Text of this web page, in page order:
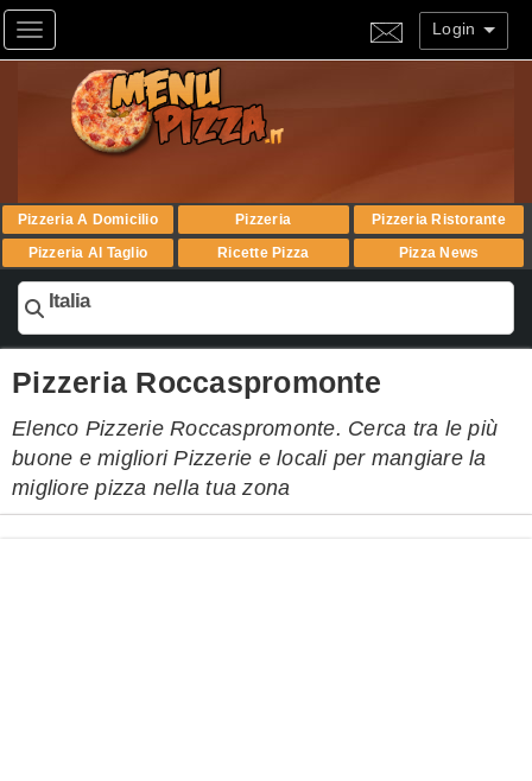
Toggle navigation Login
Pizzeria A Domicilio Pizzeria
Pizzeria Ristorante
Pizzeria Al Taglio
Ricette Pizza Pizza News
Italia
Pizzeria Roccaspromonte
Elenco Pizzerie Roccaspromonte. Cerca tra le più
buone e migliori Pizzerie e locali per mangiare la
migliore pizza nella tua zona